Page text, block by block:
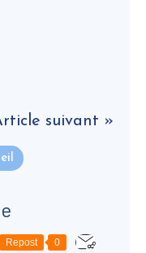
suivant »
Repost 0